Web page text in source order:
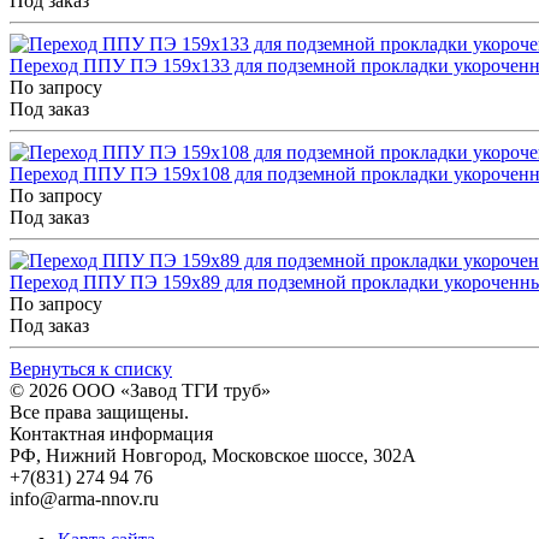
Переход ППУ ПЭ 159x133 для подземной прокладки
По запросу
Под заказ
Переход ППУ ПЭ 159x108 для подземной прокладки
По запросу
Под заказ
Переход ППУ ПЭ 159x89 для подземной прокладки
По запросу
Под заказ
Вернуться к списку
© 2026 ООО «Завод ТГИ труб»
Все права защищены.
Контактная информация
РФ, Нижний Новгород, Московское шоссе, 302А
+7(831) 274 94 76
info@arma-nnov.ru